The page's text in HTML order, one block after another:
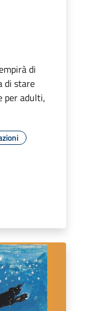
di
di stare
per adulti,